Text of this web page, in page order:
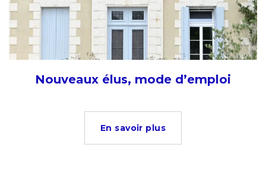
Nouveaux élus, mode d’emploi
En savoir plus